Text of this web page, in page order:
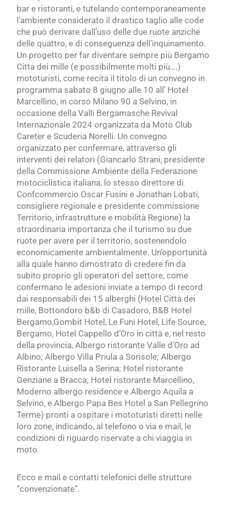
bar e ristoranti, e tutelando contemporaneamente
l’ambiente considerato il drastico taglio alle code
che può derivare dall’uso delle due ruote anziché
delle quattro, e di conseguenza dell’inquinamento.
Un progetto per far diventare sempre più Bergamo
Citta dei mille (e possibilmente molti più….)
mototuristi, come recita il titolo di un convegno in
programma sabato 8 giugno alle 10 all’ Hotel
Marcellino, in corso Milano 90 a Selvino, in
occasione della Valli Bergamasche Revival
Internazionale 2024 organizzata da Moto Club
Careter e Scuderia Norelli. Un convegno
organizzato per confermare, attraverso gli
interventi dei relatori (Giancarlo Strani, presidente
della Commissione Ambiente della Federazione
motociclistica italiana, lo stesso direttore di
Confcommercio Oscar Fusini e Jonathan Lobati,
consigliere regionale e presidente commissione
Territorio, infrastrutture e mobilità Regione) la
straordinaria importanza che il turismo su due
ruote per avere per il territorio, sostenendolo
economicamente ambientalmente. Un’opportunità
alla quale hanno dimostrato di credere fin da
subito proprio gli operatori del settore, come
confermano le adesioni inviate a tempo di record
dai responsabili dei 15 alberghi (Hotel Città dei
mille, Bottondoro b&b di Casadoro, B&B Hotel
Bergamo,Gombit Hotel, Le Funi Hotel, Life Source,
Bergamo, Hotel Cappello d’Oro in città e, nel resto
della provincia, Albergo ristorante Valle d’Oro ad
Albino; Albergo Villa Priula a Sorisole; Albergo
Ristorante Luisella a Serina; Hotel ristorante
Genziane a Bracca; Hotel ristorante Marcellino,
Moderno albergo residence e Albergo Aquila a
Selvino, e Albergo Papa Bes Hotel a San Pellegrino
Terme) pronti a ospitare i mototuristi diretti nelle
loro zone, indicando, al telefono o via e mail, le
condizioni di riguardo riservate a chi viaggia in
moto.
Ecco e mail e contatti telefonici delle strutture
“convenzionate”.